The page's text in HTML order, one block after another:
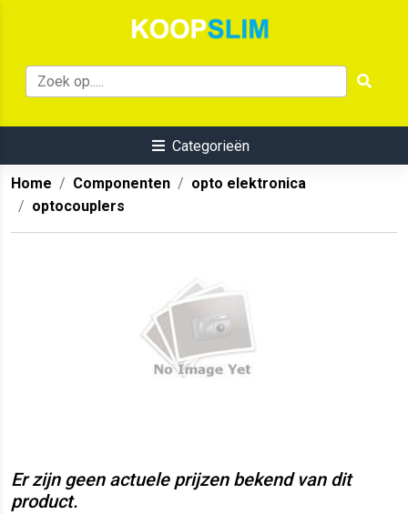
Categorieën
Home Componenten
opto elektronica
optocouplers
Er zijn geen actuele prijzen bekend van dit
product.